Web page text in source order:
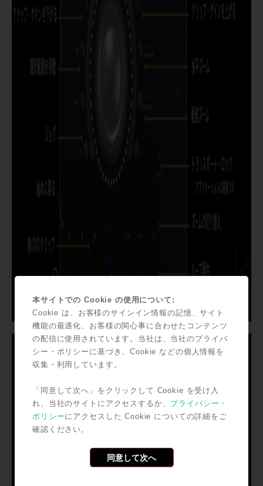
本サイトでの Cookie の使用について:
Cookie は、お客様のサインイン情報の記憶、サイト
機能の最適化、お客様の関心事に合わせたコンテンツ
の配信に使用されています。当社は、当社のプライバ
シー・ポリシーに基づき、Cookie などの個人情報を
収集・利用しています。
「同意して次へ」をクリックして Cookie を受け入
れ、当社のサイトにアクセスするか、 プライバシー・
ポリシーにアクセスした Cookie についての詳細をご
確認ください。
同意して次へ